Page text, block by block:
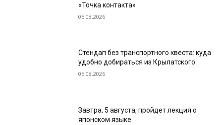
«Точка контакта»
05.08.2026
Стендап без транспортного квеста: куда
удобно добираться из Крылатского
05.08.2026
Завтра, 5 августа, пройдет лекция о
японском языке